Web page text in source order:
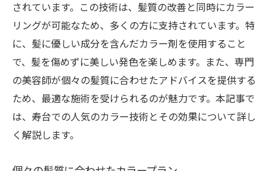
されています。この技術は、髪質の改善と同時にカラー
リングが可能なため、多くの方に支持されています。特
に、髪に優しい成分を含んだカラー剤を使用すること
で、髪を傷めずに美しい発色を楽しめます。また、専門
の美容師が個々の髪質に合わせたアドバイスを提供する
ため、最適な施術を受けられるのが魅力です。本記事で
は、寿台での人気のカラー技術とその効果について詳し
く解説します。